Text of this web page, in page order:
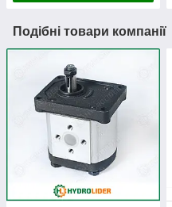
Подібні товари компанії